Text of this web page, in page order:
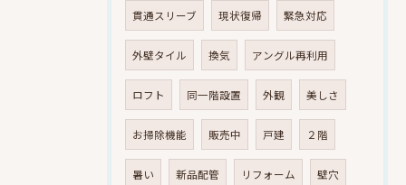
貫通スリーブ 現状復帰 緊急対応
外壁タイル 換気 アングル再利用
ロフト 同一階設置 外観 美しさ
お掃除機能 販売中 戸建 ２階
暑い 新品配管 リフォーム 壁穴